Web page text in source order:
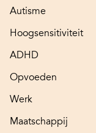
Autisme
Hoogsensitiviteit
ADHD
Opvoeden
Werk
Maatschappij